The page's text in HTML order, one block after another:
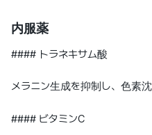
内服薬
#### トラネキサム酸
メラニン生成を抑制し、色素
#### ビタミンC